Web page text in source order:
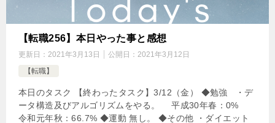
【転職256】本日やった事と感想
更新日： 2021年3月13日 公開日： 2021年3月12日
【転職】
本日のタスク 【終わったタスク】3/12（金） ◆勉強 ・デ
ータ構造及びアルゴリズムをやる。 平成30年春：0%
令和元年秋：66.7% ◆運動 無し。 ◆その他 ・ダイエット